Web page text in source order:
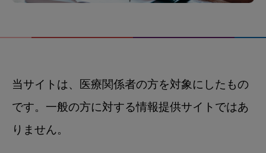
当サイトは、医療関係者の方を対象にしたもの
です。一般の方に対する情報提供サイトではあ
りません。